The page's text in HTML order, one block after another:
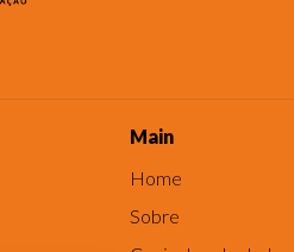
Main
Home
Sobre